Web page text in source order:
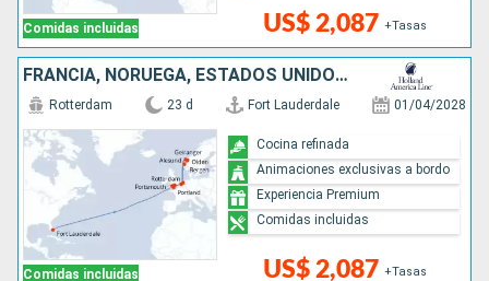
Comidas incluidas US$ 2,087 +Tasas
FRANCIA, NORUEGA, ESTADOS UNIDOS, REINO UNIDO, PAISES BAJOS, BÉLGICA
Comidas incluidas
Rotterdam 23 d Fort Lauderdale 01/04/2028
US$ 2,087 +Tasas
Cocina refinada
Animaciones exclusivas a bordo
Experiencia Premium
Comidas incluidas